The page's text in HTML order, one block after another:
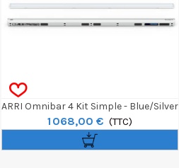
ARRI Omnibar 4 Kit Simple - Blue/Silver
1 068,00 € (TTC)